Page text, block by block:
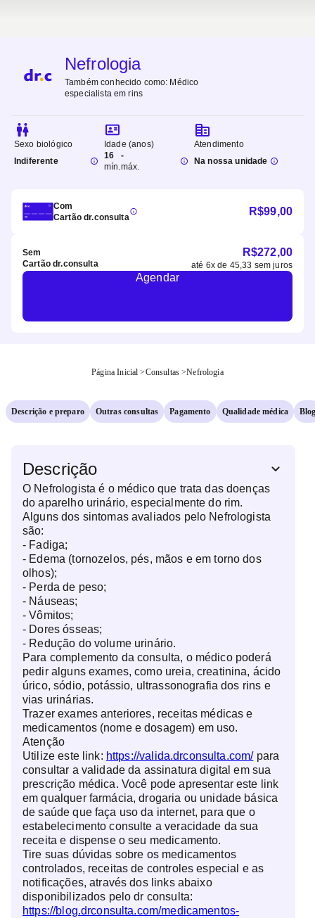
Nefrologia
Também conhecido como: Médico
especialista em rins
Sexo biológico
Indiferente
Idade (anos)
16
mín.
-
máx.
Atendimento
Na nossa unidade
Com
Cartão dr.consulta
R$99,00
Sem
Cartão dr.consulta
R$272,00
até 6x de 45,33 sem juros
Agendar
Página Inicial >Consultas >Nefrologia
Descrição e preparo Outras consultas Pagamento Qualidade médica
Descrição
O Nefrologista é o médico que trata das doenças
do aparelho urinário, especialmente do rim.
Alguns dos sintomas avaliados pelo Nefrologista
são:
- Fadiga;
- Edema (tornozelos, pés, mãos e em torno dos
olhos);
- Perda de peso;
- Náuseas;
- Vômitos;
- Dores ósseas;
- Redução do volume urinário.
Para complemento da consulta, o médico poderá
pedir alguns exames, como ureia, creatinina, ácido
úrico, sódio, potássio, ultrassonografia dos rins e
vias urinárias.
Trazer exames anteriores, receitas médicas e
medicamentos (nome e dosagem) em uso.
Atenção
Utilize este link: https://valida.drconsulta.com/para
consultar a validade da assinatura digital em sua
prescrição médica. Você pode apresentar este link
em qualquer farmácia, drogaria ou unidade básica
de saúde que faça uso da internet, para que o
estabelecimento consulte a veracidade da sua
receita e dispense o seu medicamento.
Tire suas dúvidas sobre os medicamentos
controlados, receitas de controles especial e as
notificações, através dos links abaixo
disponibilizados pelo dr consulta:
https://blog.drconsulta.com/medicamentos-